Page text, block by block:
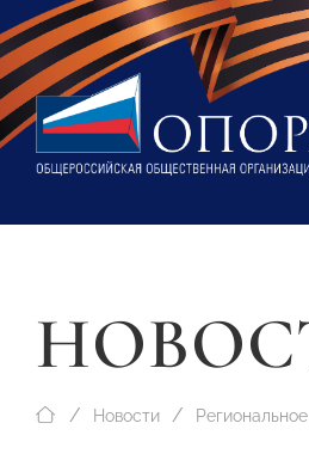
Новости